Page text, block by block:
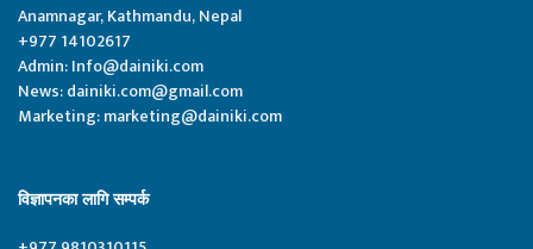
Anamnagar, Kathmandu, Nepal
+977 14102617
Admin:Info@dainiki.com
News:dainiki.com@gmail.com
Marketing:marketing@dainiki.com
विज्ञापनका लागि सम्पर्क